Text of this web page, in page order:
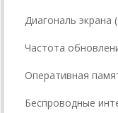
Диагональ экрана
Частота
Оперативная
Беспроводные